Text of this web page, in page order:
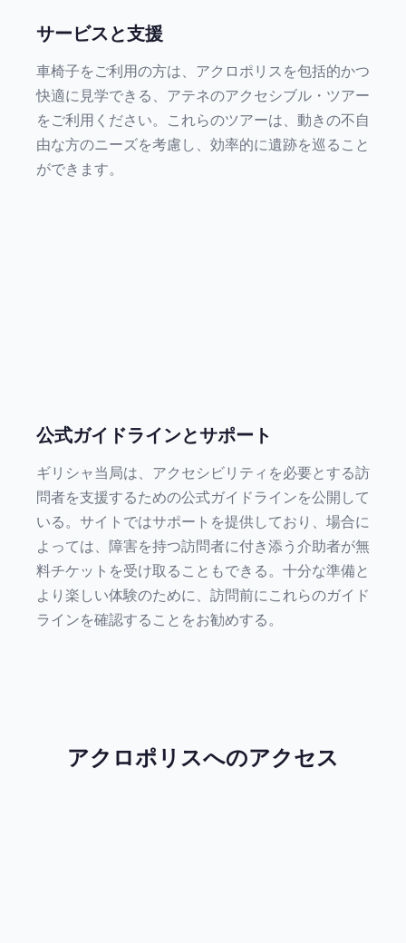
サービスと支援
車椅子をご利用の方は、アクロポリスを包括的かつ
快適に見学できる、アテネのアクセシブル・ツアー
をご利用ください。これらのツアーは、動きの不自
由な方のニーズを考慮し、効率的に遺跡を巡ること
ができます。
公式ガイドラインとサポート
ギリシャ当局は、アクセシビリティを必要とする訪
問者を支援するための公式ガイドラインを公開して
いる。サイトではサポートを提供しており、場合に
よっては、障害を持つ訪問者に付き添う介助者が無
料チケットを受け取ることもできる。十分な準備と
より楽しい体験のために、訪問前にこれらのガイド
ラインを確認することをお勧めする。
アクロポリスへのアクセス